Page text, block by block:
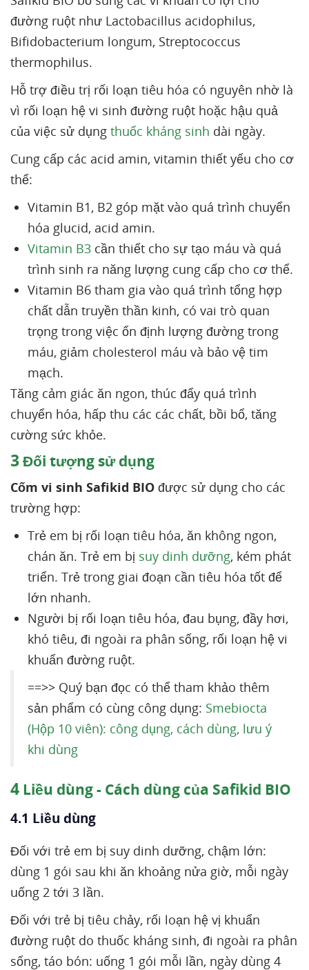
đường ruột như Lactobacillus acidophilus,
Bifidobacterium longum, Streptococcus
thermophilus.
Hỗ trợ điều trị rối loạn tiêu hóa có nguyên nhờ là
vì rối loạn hệ vi sinh đường ruột hoặc hậu quả
của việc sử dụng thuốc kháng sinh dài ngày.
Cung cấp các acid amin, vitamin thiết yếu cho cơ
thể:
Vitamin B1, B2 góp mặt vào quá trình chuyển
hóa glucid, acid amin.
Vitamin B3 cần thiết cho sự tạo máu và quá
trình sinh ra năng lượng cung cấp cho cơ thể.
Vitamin B6 tham gia vào quá trình tổng hợp
chất dẫn truyền thần kinh, có vai trò quan
trọng trong việc ổn định lượng đường trong
máu, giảm cholesterol máu và bảo vệ tim
mạch.
Tăng cảm giác ăn ngon, thúc đẩy quá trình
chuyển hóa, hấp thu các các chất, bồi bổ, tăng
cường sức khỏe.
3Đối tượng sử dụng
Cốm vi sinh Safikid BIO được sử dụng cho các
trường hợp:
Trẻ em bị rối loạn tiêu hóa, ăn không ngon,
chán ăn. Trẻ em bị suy dinh dưỡng, kém phát
triển. Trẻ trong giai đoạn cần tiêu hóa tốt để
lớn nhanh.
Người bị rối loạn tiêu hóa, đau bụng, đầy hơi,
khó tiêu, đi ngoài ra phân sống, rối loạn hệ vi
khuẩn đường ruột.
==>> Quý bạn đọc có thể tham khảo thêm
sản phẩm có cùng công dụng: Smebiocta
(Hộp 10 viên): công dụng, cách dùng, lưu ý
khi dùng
4 Liều dùng - Cách dùng của Safikid BIO
4.1 Liều dùng
Đối với trẻ em bị suy dinh dưỡng, chậm lớn:
dùng 1 gói sau khi ăn khoảng nửa giờ, mỗi ngày
uống 2 tới 3 lần.
Đối với trẻ bị tiêu chảy, rối loạn hệ vị khuẩn
đường ruột do thuốc kháng sinh, đi ngoài ra phân
sống, táo bón: uống 1 gói mỗi lần, ngày dùng 4